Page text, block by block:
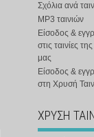
Σχόλια ανά
MP3 ταινιών
Είσοδος &
στις ταινίες
μας
Είσοδος &
στη Χρυσή
ΧΡΥΣΗ